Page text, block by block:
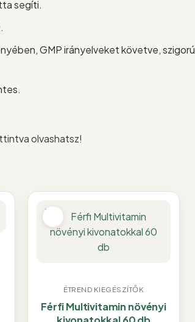
segíti.
GMP irányelveket követve, szigorú
olvashatsz!
ÉTREND KIEGÉSZÍTŐK
Férfi Multivitamin növényi